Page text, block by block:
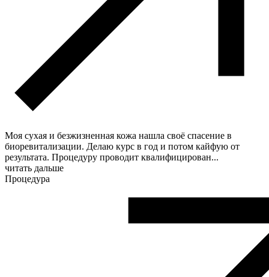
Моя сухая и безжизненная кожа нашла своё спасение в
биоревитализации. Делаю курс в год и потом кайфую от
результата. Процедуру проводит квалифицирован...
читать дальше
Процедура